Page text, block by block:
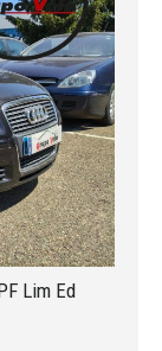
Lim Ed